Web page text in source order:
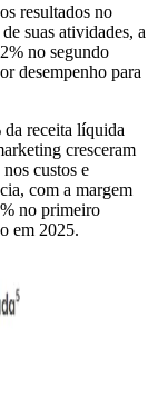
resultados no
suas atividades, a
no segundo
desempenho para
receita líquida
cresceram
custos e
com a margem
no primeiro
em 2025.